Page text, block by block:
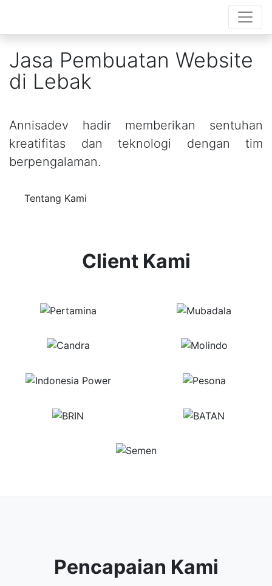
Jasa Pembuatan Website
di Lebak
Annisadev hadir memberikan sentuhan
kreatifitas dan teknologi dengan tim
berpengalaman.
Tentang Kami
Client Kami
Pencapaian Kami